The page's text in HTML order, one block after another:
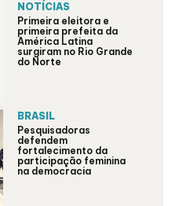
NOTÍCIAS
Primeira eleitora e
primeira prefeita da
América Latina
surgiram no Rio Grande
do Norte
BRASIL
Pesquisadoras
defendem
fortalecimento da
participação feminina
na democracia